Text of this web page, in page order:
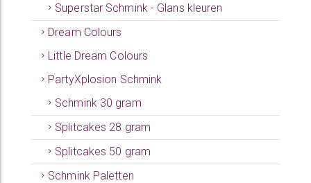
Superstar Schmink - Glans kleuren
Dream Colours
Little Dream Colours
PartyXplosion Schmink
Schmink 30 gram
Splitcakes 28 gram
Splitcakes 50 gram
Schmink Paletten